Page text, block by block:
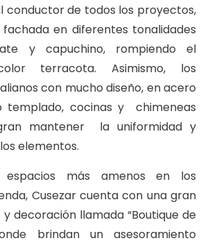
conductor de todos los proyectos,
en diferentes tonalidades
y capuchino, rompiendo el
terracota. Asimismo, los
con mucho diseño, en acero
templado, cocinas y chimeneas
mantener la uniformidad y
elementos.
más amenos en los
Cusezar cuenta con una gran
decoración llamada “Boutique de
brindan un asesoramiento